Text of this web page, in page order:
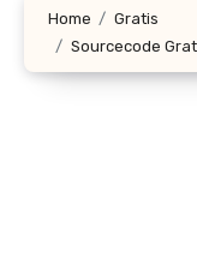
Home
Gratis
Sourcecode